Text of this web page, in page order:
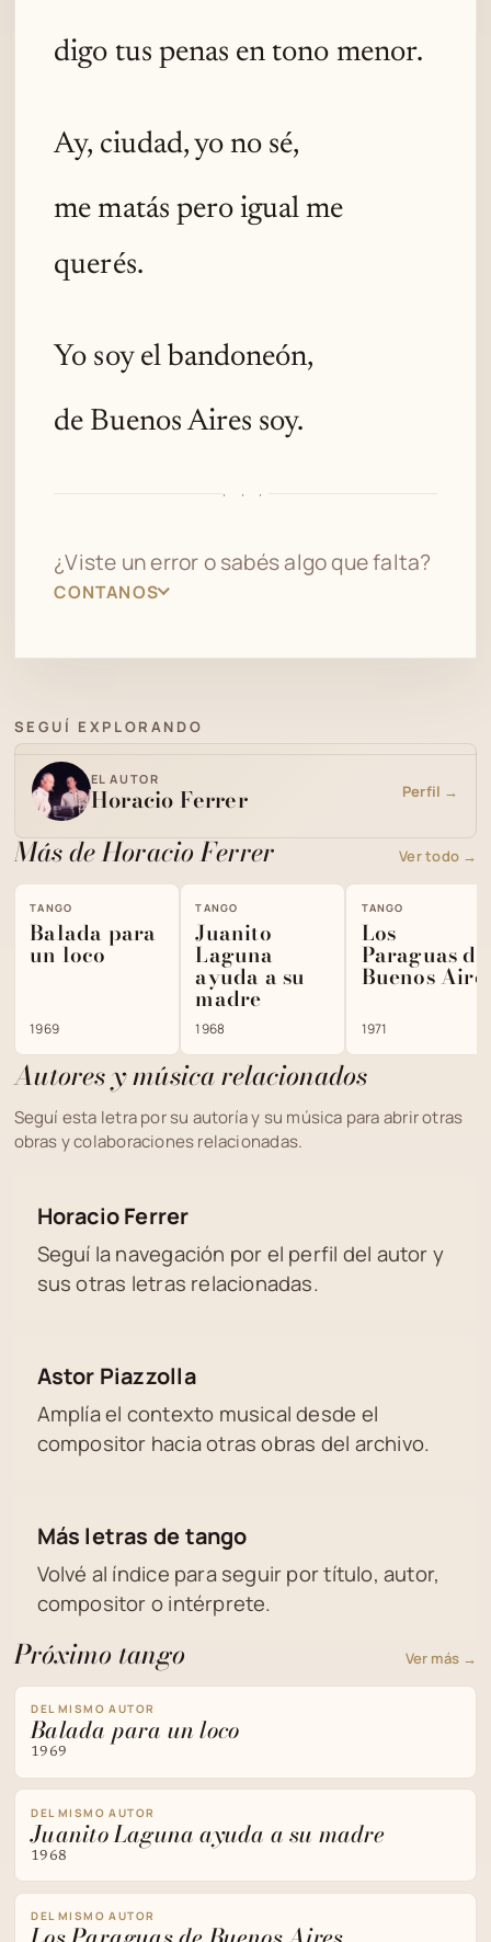
digo tus penas en tono menor.
Ay, ciudad, yo no sé,
me matás pero igual me
querés.
Yo soy el bandoneón,
de Buenos Aires soy.
· · ·
¿Viste un error o sabés algo que falta?
CONTANOS
SEGUÍ EXPLORANDO
EL AUTOR
Horacio Ferrer Perfil →
Más de Horacio Ferrer Ver todo →
TANGO
Balada para
un loco
1969
TANGO
Juanito
Laguna
ayuda a su
madre
1968
TANGO
Los
Paraguas de
Buenos
1971
Autores y música relacionados
Seguí esta letra por su autoría y su música para abrir otras
obras y colaboraciones relacionadas.
Horacio Ferrer
Seguí la navegación por el perfil del autor y
sus otras letras relacionadas.
Astor Piazzolla
Amplía el contexto musical desde el
compositor hacia otras obras del archivo.
Más letras de tango
Volvé al índice para seguir por título, autor,
compositor o intérprete.
Próximo tango Ver más →
DEL MISMO AUTOR
Balada para un loco
1969
DEL MISMO AUTOR
Juanito Laguna ayuda a su madre
1968
DEL MISMO AUTOR